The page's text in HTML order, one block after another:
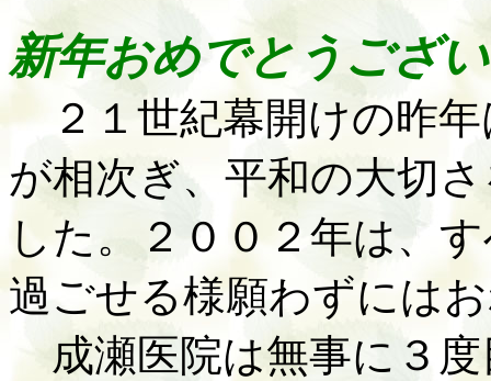
新年おめでとうござ
２１世紀幕開けの昨年
が相次ぎ、平和の大切
した。２００２年は、
過ごせる様願わずには
成瀬医院は無事に３